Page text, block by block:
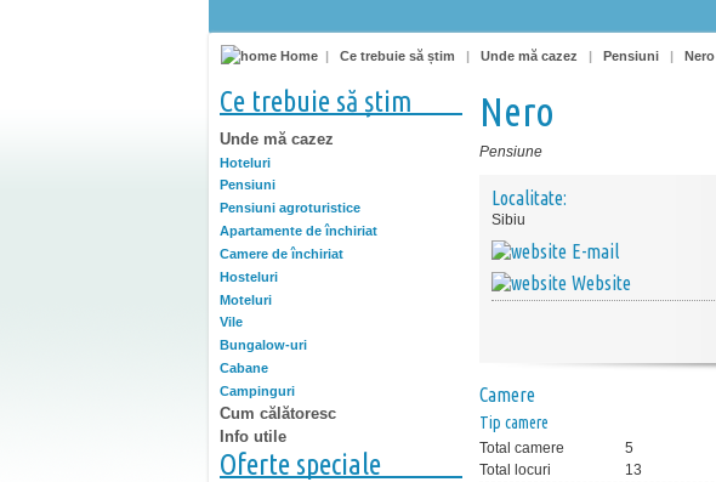
Home | Ce trebuie să știm | Unde mă cazez | Pensiuni | Nero
Ce trebuie să știm
Unde mă cazez
Hoteluri
Pensiuni
Pensiuni agroturistice
Apartamente de închiriat
Camere de închiriat
Hosteluri
Moteluri
Vile
Bungalow-uri
Cabane
Campinguri
Cum călătoresc
Info utile
Oferte speciale
Nero
Pensiune
Localitate:
Sibiu
E-mail
Website
Camere
Tip camere
Total camere
5
Total locuri
13